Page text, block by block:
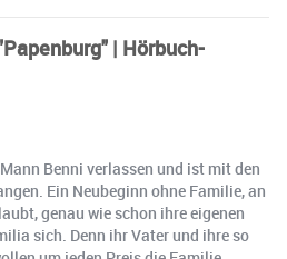
| Hörbuch-
Benni verlassen und ist mit den
Ein Neubeginn ohne Familie, an
genau wie schon ihre eigenen
sich. Denn ihr Vater und ihre so